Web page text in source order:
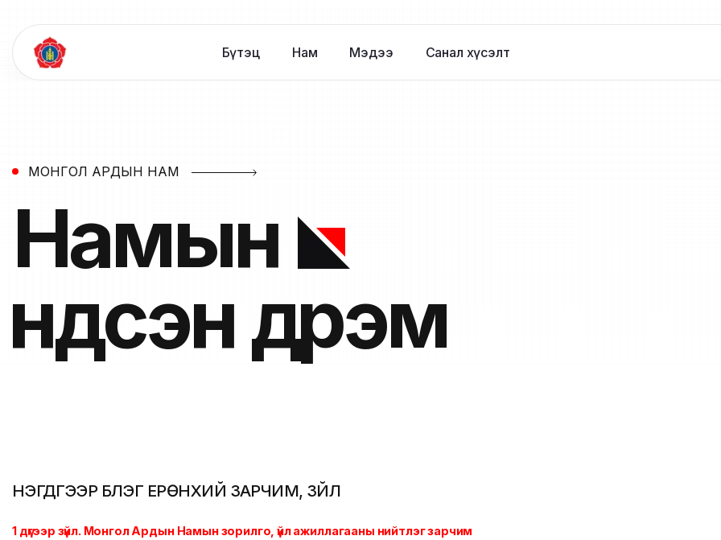
Бүтэц Нам Мэдээ Санал хүсэлт
МОНГОЛ АРДЫН НАМ
Намын
үндсэн дүрэм
НЭГДҮГЭЭР БҮЛЭГ ЕРӨНХИЙ ЗАРЧИМ, ЗҮЙЛ
1 дүгээр зүйл. Монгол Ардын Намын зорилго,үйл ажиллагааны нийтлэг зарчим